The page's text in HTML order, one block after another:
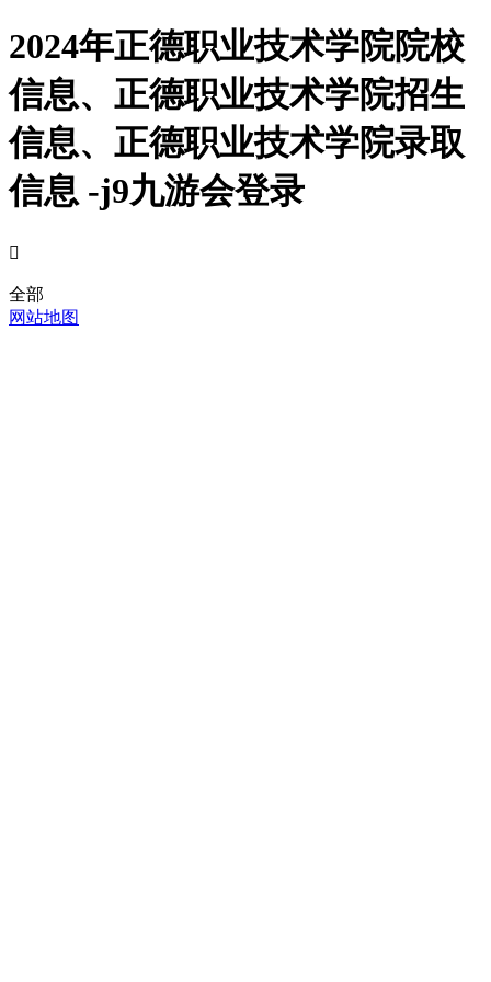
2024年正德职业技术学院院校
信息、正德职业技术学院招生
信息、正德职业技术学院录取
信息 -j9九游会登录

全部
网站地图